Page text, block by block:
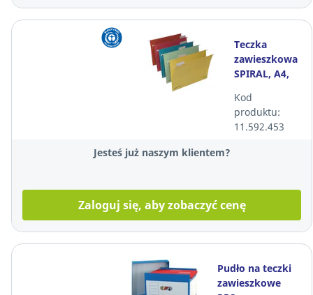
Teczka
zawieszkowa
SPIRAL, A4,
osobowe,
czerwona, 25
sztuk
Kod
produktu:
11.592.453
Jesteś już naszym klientem?
Zaloguj się, aby zobaczyć cenę
Pudło na teczki
zawieszkowe